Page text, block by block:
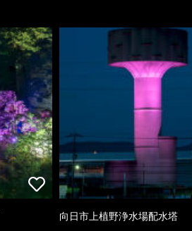
向日市上植野浄水場配水塔